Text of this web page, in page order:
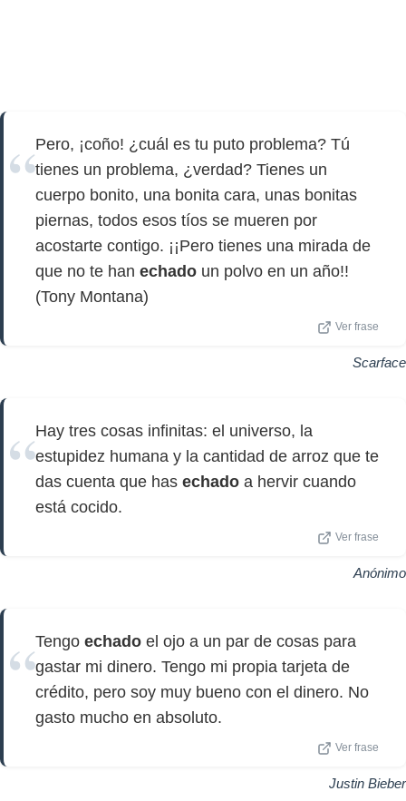
Pero, ¡coño! ¿cuál es tu puto problema? Tú
tienes un problema, ¿verdad? Tienes un
cuerpo bonito, una bonita cara, unas bonitas
piernas, todos esos tíos se mueren por
acostarte contigo. ¡¡Pero tienes una mirada de
que no te han echado un polvo en un año!!
(Tony Montana)
Ver frase
Scarface
Hay tres cosas infinitas: el universo, la
estupidez humana y la cantidad de arroz que te
das cuenta que has echado a hervir cuando
está cocido.
Ver frase
Anónimo
Tengo echado el ojo a un par de cosas para
gastar mi dinero. Tengo mi propia tarjeta de
crédito, pero soy muy bueno con el dinero. No
gasto mucho en absoluto.
Ver frase
Justin Bieber